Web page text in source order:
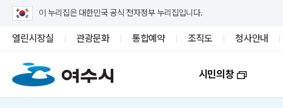
이 누리집은 대한민국 공식 전자정부 누리집입니다.
열린시장실 관광문화 통합예약 조직도 청사안내
시민의창